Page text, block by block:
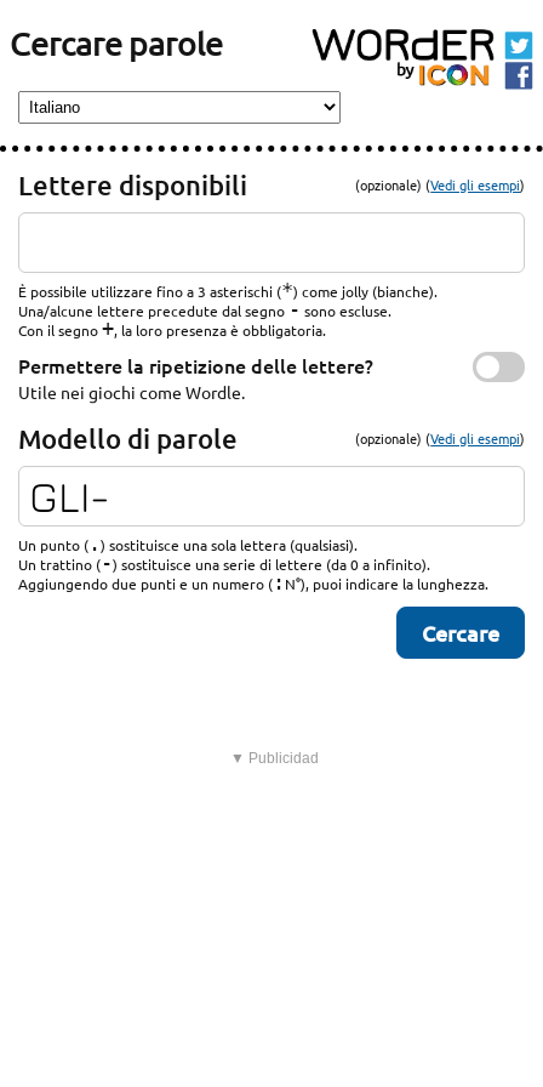
Cercare parole
Lettere disponibili (opzionale) (Vedi gli esempi)
È possibile utilizzare fino a 3 asterischi (*) come jolly (bianche).
Una/alcune lettere precedute dal segno - sono escluse.
Con il segno+, la loro presenza è obbligatoria.
Permettere la ripetizione delle lettere?
Utile nei giochi come Wordle.
Modello di parole (opzionale) (Vedi gli esempi)
Un punto (.) sostituisce una sola lettera (qualsiasi).
Un trattino (-) sostituisce una serie di lettere (da 0 a infinito).
Aggiungendo due punti e un numero (: N°), puoi indicare la lunghezza.
▼ Publicidad